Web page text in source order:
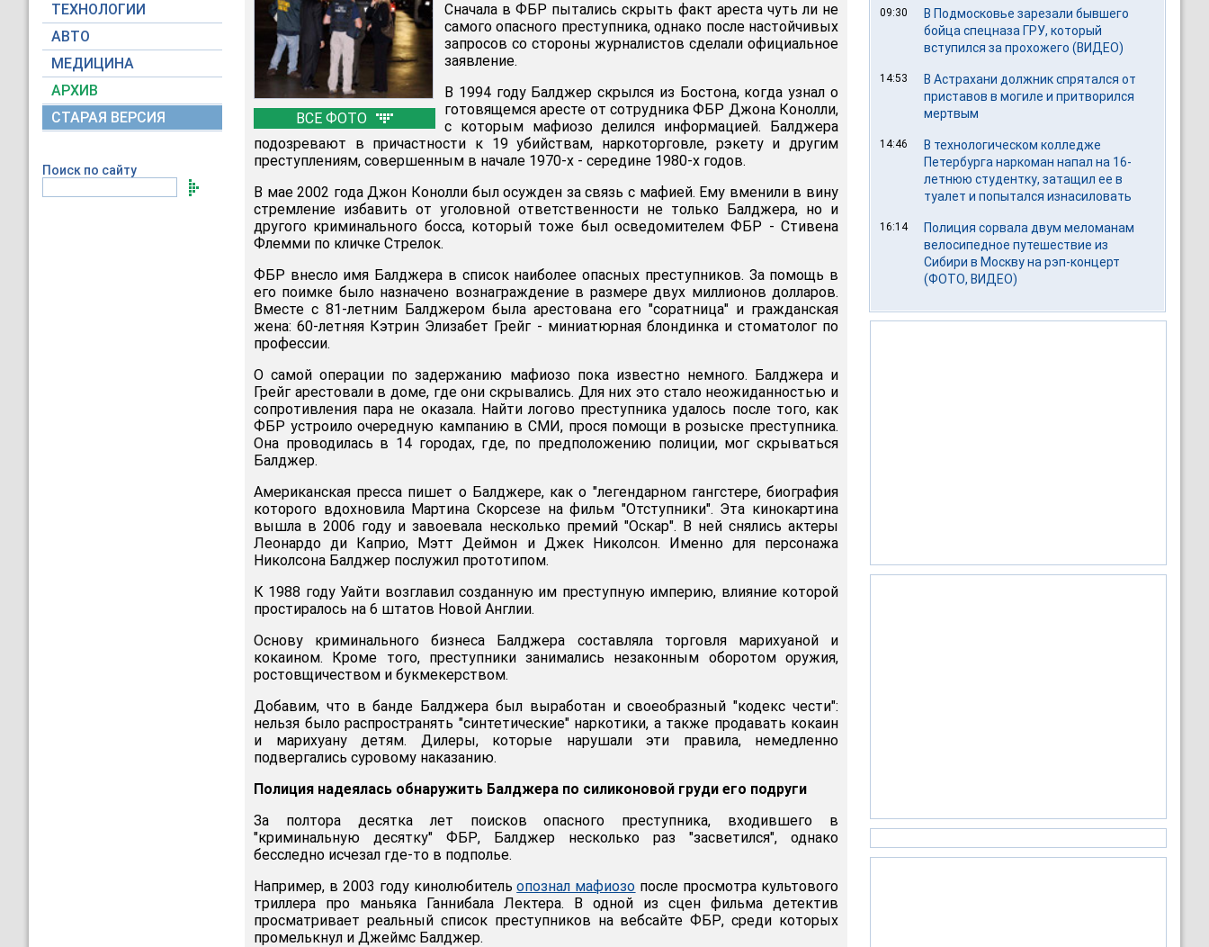
ТЕХНОЛОГИИ
АВТО
МЕДИЦИНА
АРХИВ
СТАРАЯ ВЕРСИЯ
Поиск по сайту
ВСЕ ФОТО
Сначала в ФБР пытались скрыть факт ареста чуть ли не
самого опасного преступника, однако после настойчивых
запросов со стороны журналистов сделали официальное
заявление.
В 1994 году Балджер скрылся из Бостона, когда узнал о
готовящемся аресте от сотрудника ФБР Джона Конолли,
с которым мафиозо делился информацией. Балджера
подозревают в причастности к 19 убийствам, наркоторговле, рэкету и другим
преступлениям, совершенным в начале 1970-х - середине 1980-х годов.
В мае 2002 года Джон Конолли был осужден за связь с мафией. Ему вменили в вину
стремление избавить от уголовной ответственности не только Балджера, но и
другого криминального босса, который тоже был осведомителем ФБР - Стивена
Флемми по кличке Стрелок.
ФБР внесло имя Балджера в список наиболее опасных преступников. За помощь в
его поимке было назначено вознаграждение в размере двух миллионов долларов.
Вместе с 81-летним Балджером была арестована его "соратница" и гражданская
жена: 60-летняя Кэтрин Элизабет Грейг - миниатюрная блондинка и стоматолог по
профессии.
О самой операции по задержанию мафиозо пока известно немного. Балджера и
Грейг арестовали в доме, где они скрывались. Для них это стало неожиданностью и
сопротивления пара не оказала. Найти логово преступника удалось после того, как
ФБР устроило очередную кампанию в СМИ, прося помощи в розыске преступника.
Она проводилась в 14 городах, где, по предположению полиции, мог скрываться
Балджер.
Американская пресса пишет о Балджере, как о "легендарном гангстере, биография
которого вдохновила Мартина Скорсезе на фильм "Отступники". Эта кинокартина
вышла в 2006 году и завоевала несколько премий "Оскар". В ней снялись актеры
Леонардо ди Каприо, Мэтт Деймон и Джек Николсон. Именно для персонажа
Николсона Балджер послужил прототипом.
К 1988 году Уайти возглавил созданную им преступную империю, влияние которой
простиралось на 6 штатов Новой Англии.
Основу криминального бизнеса Балджера составляла торговля марихуаной и
кокаином. Кроме того, преступники занимались незаконным оборотом оружия,
ростовщичеством и букмекерством.
Добавим, что в банде Балджера был выработан и своеобразный "кодекс чести":
нельзя было распространять "синтетические" наркотики, а также продавать кокаин
и марихуану детям. Дилеры, которые нарушали эти правила, немедленно
подвергались суровому наказанию.
Полиция надеялась обнаружить Балджера по силиконовой груди его подруги
За полтора десятка лет поисков опасного преступника, входившего в
"криминальную десятку" ФБР, Балджер несколько раз "засветился", однако
бесследно исчезал где-то в подполье.
Например, в 2003 году кинолюбительопознал мафиозо после просмотра культового
триллера про маньяка Ганнибала Лектера. В одной из сцен фильма детектив
просматривает реальный список преступников на вебсайте ФБР, среди которых
промелькнул и Джеймс Балджер.
09:30
В Подмосковье зарезали бывшего
бойца спецназа ГРУ, который
вступился за прохожего (ВИДЕО)
14:53
В Астрахани должник спрятался от
приставов в могиле и притворился
мертвым
14:46
В технологическом колледже
Петербурга наркоман напал на 16-
летнюю студентку, затащил ее в
туалет и попытался изнасиловать
16:14
Полиция сорвала двум меломанам
велосипедное путешествие из
Сибири в Москву на рэп-концерт
(ФОТО, ВИДЕО)